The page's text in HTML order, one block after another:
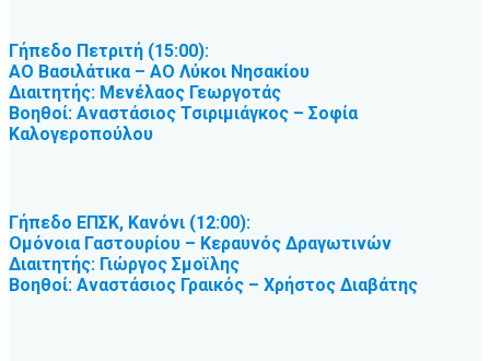
Γήπεδο Πετριτή (15:00):
ΑΟ Βασιλάτικα – ΑΟ Λύκοι Νησακίου
Διαιτητής: Μενέλαος Γεωργοτάς
Βοηθοί: Αναστάσιος Τσιριμιάγκος – Σοφία
Καλογεροπούλου
Γήπεδο ΕΠΣΚ, Κανόνι (12:00):
Ομόνοια Γαστουρίου – Κεραυνός Δραγωτινών
Διαιτητής: Γιώργος Σμοϊλης
Βοηθοί: Αναστάσιος Γραικός – Χρήστος Διαβάτης